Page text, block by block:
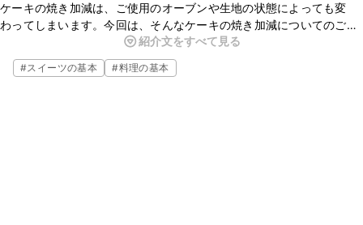
ケーキの焼き加減は、ご使用のオーブンや生地の状態によっても変
わってしまいます。今回は、そんなケーキの焼き加減についてのご紹
介です。ケーキでも、しっかり焼き切るスポンジケーキやパウンド
ケーキ、しっとりと焼きあげるガトーショコラなど、種類によっても
見極め方が異なりますので、ぜひ覚えてみてくださいね。
紹介文をすべて見る
#スイーツの基本 #料理の基本